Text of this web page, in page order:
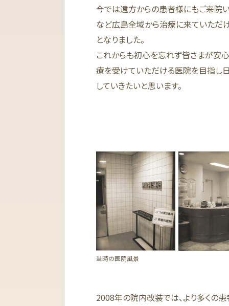
今では遠方からの患者様にもご来院
など広島全域から治療に来ていただ
となりました。
これからも初心を忘れず皆さまが安
療を受けていただける医院を目指し
していきたいと思います。
当時の医院風景
2008年の院内改装では、より多くの